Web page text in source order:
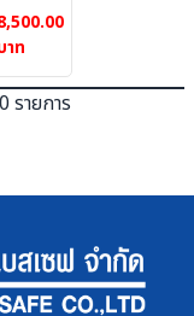
าท
รายการ